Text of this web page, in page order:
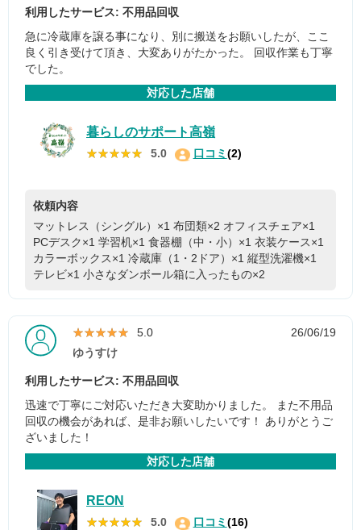
利用したサービス: 不用品回収
急に冷蔵庫を譲る事になり、別に搬送をお願いしたが、ここ
良く引き受けて頂き、大変ありがたかった。 回収作業も丁寧
でした。
対応した店舗
暮らしのサポート高嶺
★★★★★
★★★★★ 5.0 口コミ(2)
依頼内容
マットレス（シングル）×1 布団類×2 オフィスチェア×1
PCデスク×1 学習机×1 食器棚（中・小）×1 衣装ケース×1
カラーボックス×1 冷蔵庫（1・2ドア）×1 縦型洗濯機×1
テレビ×1 小さなダンボール箱に入ったもの×2
★★★★★
★★★★★ 5.0
26/06/19
ゆうすけ
利用したサービス: 不用品回収
迅速で丁寧にご対応いただき大変助かりました。 また不用品
回収の機会があれば、是非お願いしたいです！ ありがとうご
ざいました！
対応した店舗
REON
★★★★★
★★★★★ 5.0 口コミ(16)